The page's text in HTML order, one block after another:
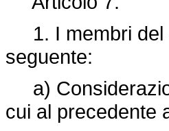
1. I membri del
seguente:
a)
cui al precedente